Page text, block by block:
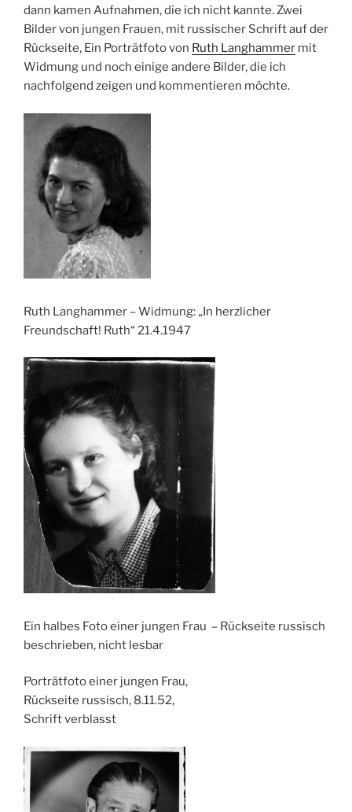
dann kamen Aufnahmen, die ich nicht kannte. Zwei
Bilder von jungen Frauen, mit russischer Schrift auf der
Rückseite, Ein Porträtfoto von Ruth Langhammer mit
Widmung und noch einige andere Bilder, die ich
nachfolgend zeigen und kommentieren möchte.
Ruth Langhammer – Widmung: „In herzlicher
Freundschaft! Ruth“ 21.4.1947
Ein halbes Foto einer jungen Frau – Rückseite russisch
beschrieben, nicht lesbar
Porträtfoto einer jungen Frau,
Rückseite russisch, 8.11.52,
Schrift verblasst